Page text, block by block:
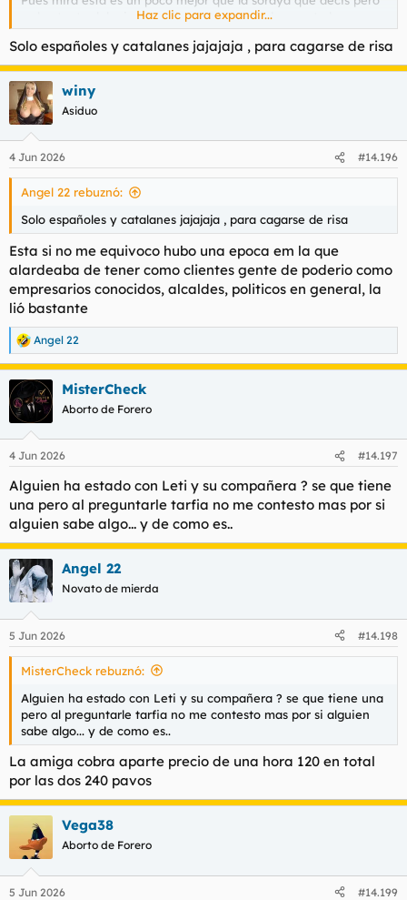
es bastante del mismo estilo a 60 la media hora esta buena y
se folla bien con ella si alguien quiere contactarla mucho no
puedo decir yo no soy el mejor veterano
Haz clic para expandir...
Solo españoles y catalanes jajajaja , para cagarse de risa
winy
Asiduo
4 Jun 2026 #14.196
Angel 22 rebuznó:
Solo españoles y catalanes jajajaja , para cagarse de risa
Esta si no me equivoco hubo una epoca em la que
alardeaba de tener como clientes gente de poderio como
empresarios conocidos, alcaldes, politicos en general, la
lió bastante
R
e
a
c
c
i
e
:
Angel 22
MisterCheck
Aborto de Forero
4 Jun 2026 #14.197
Alguien ha estado con Leti y su compañera ? se que tiene
una pero al preguntarle tarfia no me contesto mas por si
alguien sabe algo... y de como es..
Angel 22
Novato de mierda
5 Jun 2026 #14.198
MisterCheck rebuznó:
Alguien ha estado con Leti y su compañera ? se que tiene una
pero al preguntarle tarfia no me contesto mas por si alguien
sabe algo... y de como es..
La amiga cobra aparte precio de una hora 120 en total
por las dos 240 pavos
Vega38
Aborto de Forero
5 Jun 2026 #14.199